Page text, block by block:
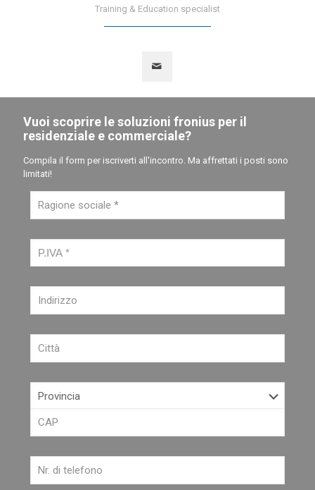
Training & Education specialist
Vuoi scoprire le soluzioni fronius per il
residenziale e commerciale?
Compila il form per iscriverti all'incontro. Ma affrettati i posti sono
limitati!